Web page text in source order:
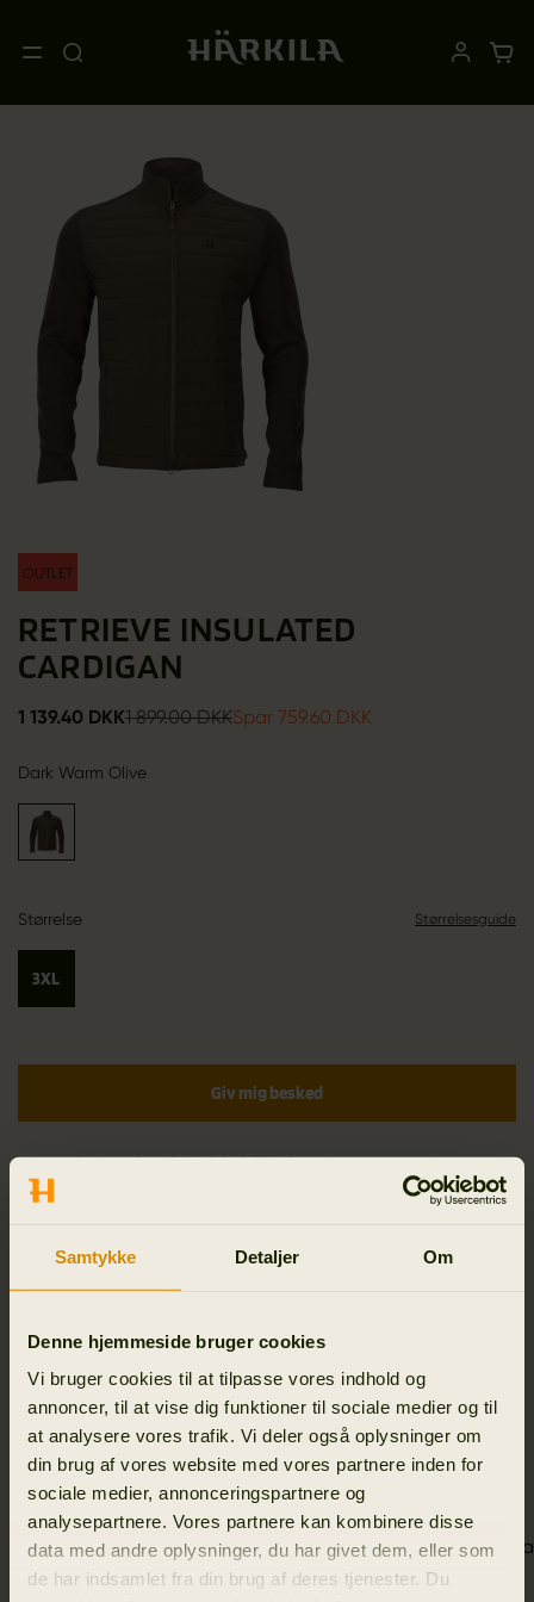
Samtykke Detaljer Om
Denne hjemmeside bruger cookies
Vi bruger cookies til at tilpasse vores indhold og
annoncer, til at vise dig funktioner til sociale medier og til
at analysere vores trafik. Vi deler også oplysninger om
din brug af vores website med vores partnere inden for
sociale medier, annonceringspartnere og
analysepartnere. Vores partnere kan kombinere disse
data med andre oplysninger, du har givet dem, eller som
de har indsamlet fra din brug af deres tjenester. Du
OUTLET
RETRIEVE INSULATED
CARDIGAN
1 139.40 DKK1 899.00 DKKSpar 759.60 DKK
Dark Warm Olive
Størrelse Størrelsesguide
3XL
Giv mig besked
Ordrer før kl.14:00 CETafsendes samme dag
ANDRE KØBTE OGSÅ
Retrieve patrontaske t/125 patroner Retrieve